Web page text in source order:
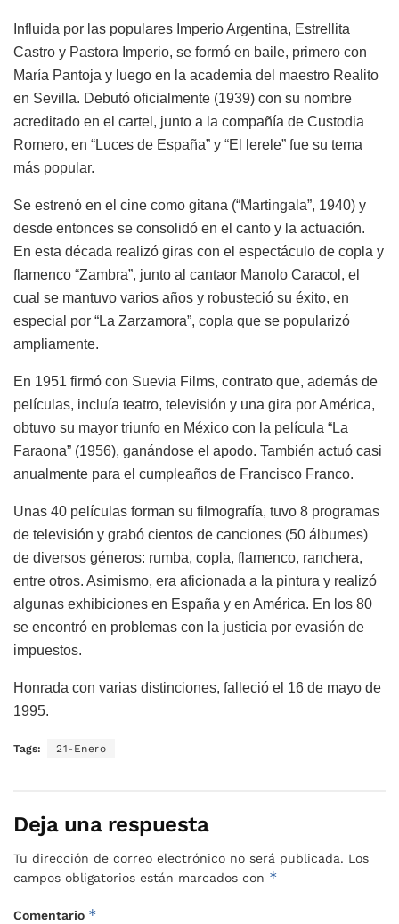
Influida por las populares Imperio Argentina, Estrellita
Castro y Pastora Imperio, se formó en baile, primero con
María Pantoja y luego en la academia del maestro Realito
en Sevilla. Debutó oficialmente (1939) con su nombre
acreditado en el cartel, junto a la compañía de Custodia
Romero, en “Luces de España” y “El lerele” fue su tema
más popular.
Se estrenó en el cine como gitana (“Martingala”, 1940) y
desde entonces se consolidó en el canto y la actuación.
En esta década realizó giras con el espectáculo de copla y
flamenco “Zambra”, junto al cantaor Manolo Caracol, el
cual se mantuvo varios años y robusteció su éxito, en
especial por “La Zarzamora”, copla que se popularizó
ampliamente.
En 1951 firmó con Suevia Films, contrato que, además de
películas, incluía teatro, televisión y una gira por América,
obtuvo su mayor triunfo en México con la película “La
Faraona” (1956), ganándose el apodo. También actuó casi
anualmente para el cumpleaños de Francisco Franco.
Unas 40 películas forman su filmografía, tuvo 8 programas
de televisión y grabó cientos de canciones (50 álbumes)
de diversos géneros: rumba, copla, flamenco, ranchera,
entre otros. Asimismo, era aficionada a la pintura y realizó
algunas exhibiciones en España y en América. En los 80
se encontró en problemas con la justicia por evasión de
impuestos.
Honrada con varias distinciones, falleció el 16 de mayo de
1995.
Tags: 21-Enero
Deja una respuesta
Tu dirección de correo electrónico no será publicada. Los
campos obligatorios están marcados con *
Comentario *